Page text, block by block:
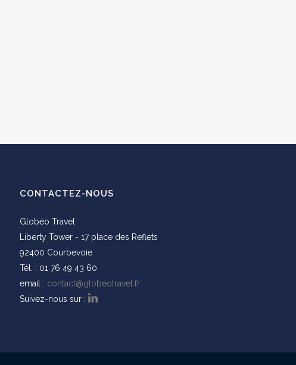
CONTACTEZ-NOUS
Globéo Travel
Liberty Tower - 17 place des Reflets
92400 Courbevoie
Tél. : 01 76 49 43 60
email : contact@globeotravel.fr
Suivez-nous sur :